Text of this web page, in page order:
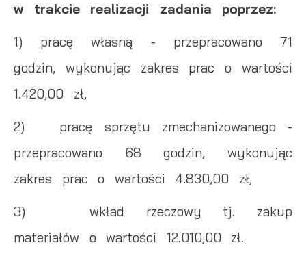
w trakcie realizacji zadania poprzez:
1) pracę własną - przepracowano 71
godzin, wykonując zakres prac o wartości
1.420,00 zł,
2) pracę sprzętu zmechanizowanego -
przepracowano 68 godzin, wykonując
zakres prac o wartości 4.830,00 zł,
3) wkład rzeczowy tj. zakup
materiałów o wartości 12.010,00 zł.